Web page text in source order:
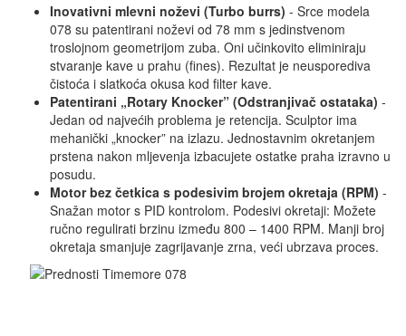
Inovativni mlevni noževi (Turbo burrs) - Srce modela
078 su patentirani noževi od 78 mm s jedinstvenom
troslojnom geometrijom zuba. Oni učinkovito eliminiraju
stvaranje kave u prahu (fines). Rezultat je neusporediva
čistoća i slatkoća okusa kod filter kave.
Patentirani „Rotary Knocker” (Odstranjivač ostataka) -
Jedan od najvećih problema je retencija. Sculptor ima
mehanički „knocker” na izlazu. Jednostavnim okretanjem
prstena nakon mljevenja izbacujete ostatke praha izravno u
posudu.
Motor bez četkica s podesivim brojem okretaja (RPM) -
Snažan motor s PID kontrolom. Podesivi okretaji: Možete
ručno regulirati brzinu između 800 – 1400 RPM. Manji broj
okretaja smanjuje zagrijavanje zrna, veći ubrzava proces.